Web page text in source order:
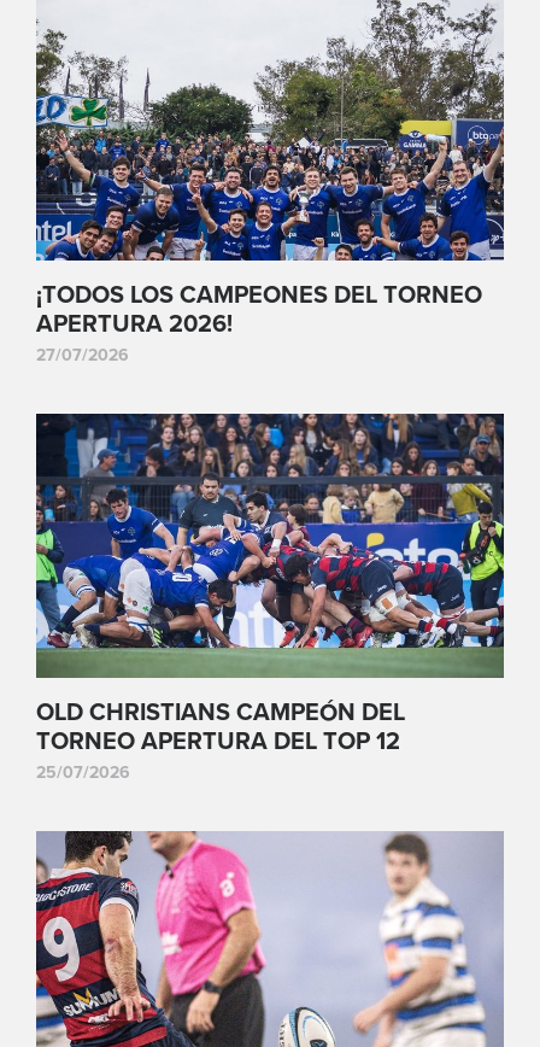
¡TODOS LOS CAMPEONES DEL TORNEO
APERTURA 2026!
27/07/2026
OLD CHRISTIANS CAMPEÓN DEL
TORNEO APERTURA DEL TOP 12
25/07/2026